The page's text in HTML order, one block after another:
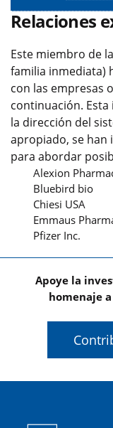
Relaciones
Este miembro de
familia inmediata)
con las empresas
continuación.
la dirección del
apropiado, se han
para abordar
Alexion
Bluebird bio
Chiesi USA
Emmaus
Pfizer Inc.
Apoye la
homenaje